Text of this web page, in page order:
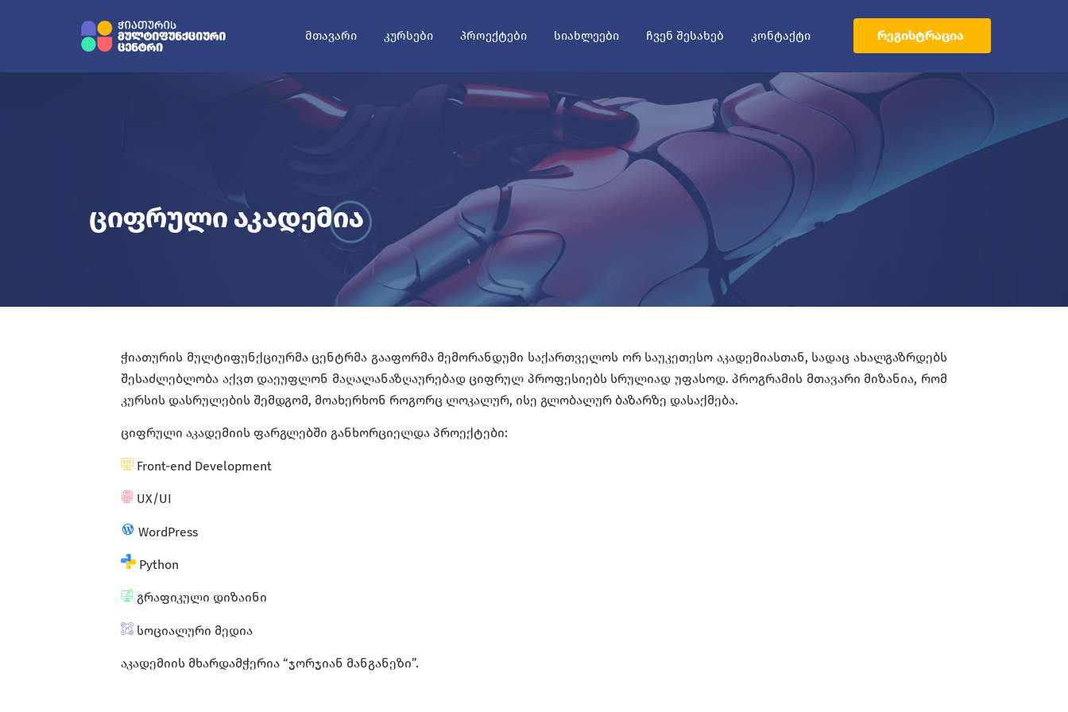
ᲛᲗᲐᲕᲐᲠᲘ ᲙᲣᲠᲡᲔᲑᲘ ᲞᲠᲝᲔᲥᲢᲔᲑᲘ ᲡᲘᲐᲮᲚᲔᲔᲑᲘ ᲩᲕᲔᲜ ᲨᲔᲡᲐᲮᲔᲑ ᲙᲝᲜᲢᲐᲥᲢᲘ ᲠᲔᲒᲘᲡᲢᲠᲐᲪᲘᲐ
Ციფრული Აკადემია
ჭიათურის მულტიფუნქციურმა ცენტრმა გააფორმა მემორანდუმი საქართველოს ორ საუკეთესო აკადემიასთან, სადაც ახალგაზრდებს
შესაძლებლობა აქვთ დაეუფლონ მაღალანაზღაურებად ციფრულ პროფესიებს სრულიად უფასოდ. პროგრამის მთავარი მიზანია, რომ
კურსის დასრულების შემდგომ, მოახერხონ როგორც ლოკალურ, ისე გლობალურ ბაზარზე დასაქმება.
ციფრული აკადემიის ფარგლებში განხორციელდა პროექტები:
Front-end Development
UX/UI
WordPress
Python
გრაფიკული დიზაინი
სოციალური მედია
აკადემიის მხარდამჭერია “ჯორჯიან მანგანეზი”.